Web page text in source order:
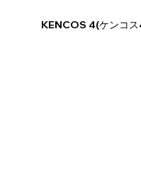
KENCOS 4(ケンコ